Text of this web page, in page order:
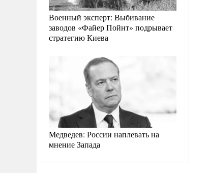
Военный эксперт: Выбивание
заводов «Файер Пойнт» подрывает
стратегию Киева
Медведев: России наплевать на
мнение Запада
2024 года режиссер в очередной раз оказался в стенах больницы.
что Кеосаян пережил клиническую смерть и находится в коме. Он
Коллеги режиссера назвали смерть Кеосаяна невосполнимой
Григорий Сысоев/РИА Новости)